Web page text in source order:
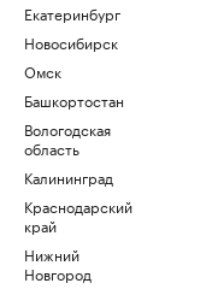
Екатеринбург
Новосибирск
Омск
Башкортостан
Вологодская
область
Калининград
Краснодарский
край
Нижний
Новгород